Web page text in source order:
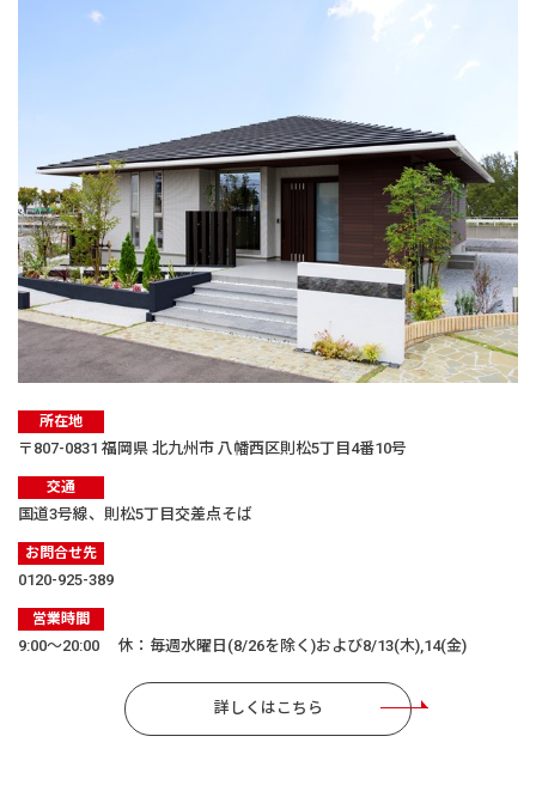
所在地
〒807-0831 福岡県 北九州市 八幡西区則松5丁目4番10号
交通
国道3号線、則松5丁目交差点そば
お問合せ先
0120-925-389
営業時間
9:00〜20:00 休：毎週水曜日(8/26を除く)および8/13(木),14(金)
詳しくはこちら